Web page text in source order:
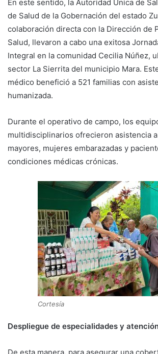
En este sentido, la Autoridad Única de
de Salud de la Gobernación del estado
colaboración directa con la Dirección de
Salud, llevaron a cabo una exitosa
Integral en la comunidad Cecilia Núñez,
sector La Sierrita del municipio Mara.
médico benefició a 521 familias con
humanizada.
Durante el operativo de campo, los
multidisciplinarios ofrecieron asistencia
mayores, mujeres embarazadas y
condiciones médicas crónicas.
Cortesía
Despliegue de especialidades y
De esta manera, para asegurar una